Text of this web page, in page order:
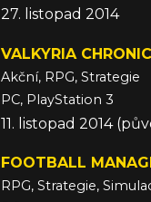
27. listopad 2014
VALKYRIA
Akční, RPG, Strategie
PC, PlayStation 3
11. listopad 2014
FOOTBALL
RPG, Strategie,